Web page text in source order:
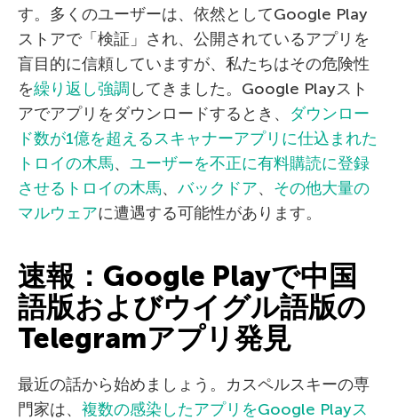
す。多くのユーザーは、依然としてGoogle Play
ストアで「検証」され、公開されているアプリを
盲目的に信頼していますが、私たちはその危険性
を繰り返し強調 してきました。Google Playスト
アでアプリをダウンロードするとき、 ダウンロー
ド数が1億を超えるスキャナーアプリに仕込まれた
トロイの木馬、 ユーザーを不正に有料購読に登録
させるトロイの木馬、 バックドア、 その他大量の
マルウェアに遭遇する可能性があります。
速報：Google Playで中国
語版およびウイグル語版の
Telegramアプリ発見
最近の話から始めましょう。カスペルスキーの専
門家は、 複数の感染したアプリをGoogle Playス